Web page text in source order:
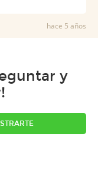
hace 5 años
y